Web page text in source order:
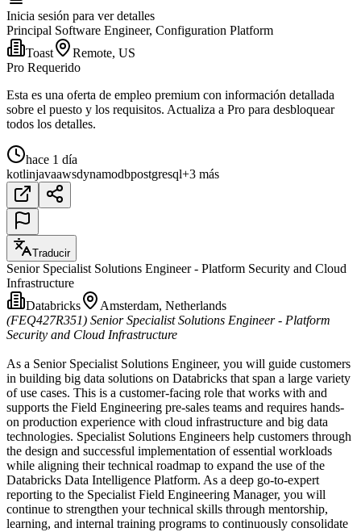
Inicia sesión para ver detalles
Principal Software Engineer, Configuration Platform
Toast
Remote, US
Pro Requerido
Esta es una oferta de empleo premium con información detallada
sobre el puesto y los requisitos. Actualiza a Pro para desbloquear
todos los detalles.
hace 1 día
kotlinjavaawsdynamodbpostgresql+3 más
Traducir
Senior Specialist Solutions Engineer - Platform Security and Cloud
Infrastructure
Databricks
Amsterdam, Netherlands
(FEQ427R351) Senior Specialist Solutions Engineer - Platform
Security and Cloud Infrastructure
As a Senior Specialist Solutions Engineer, you will guide customers
in building big data solutions on Databricks that span a large variety
of use cases. This is a customer-facing role that works with and
supports the Field Engineering pre-sales teams and requires hands-
on production experience with cloud infrastructure and big data
technologies. Specialist Solutions Engineers help customers through
the design and successful implementation of essential workloads
while aligning their technical roadmap to expand the use of the
Databricks Data Intelligence Platform. As a deep go-to-expert
reporting to the Specialist Field Engineering Manager, you will
continue to strengthen your technical skills through mentorship,
learning, and internal training programs to continuously consolidate